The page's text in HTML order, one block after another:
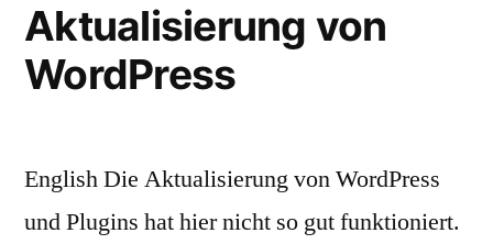
Aktualisierung von
WordPress
English Die Aktualisierung von WordPress
und Plugins hat hier nicht so gut funktioniert.